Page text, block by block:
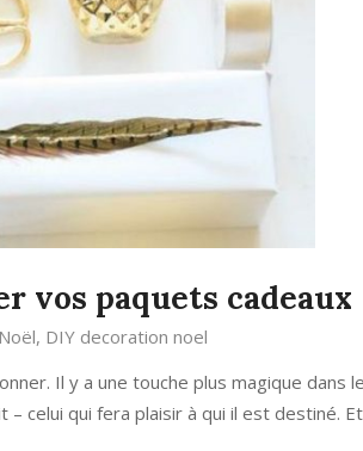
vos paquets cadeaux
, DIY decoration noel
Il y a une touche plus magique dans
celui qui fera plaisir à qui il est destiné.